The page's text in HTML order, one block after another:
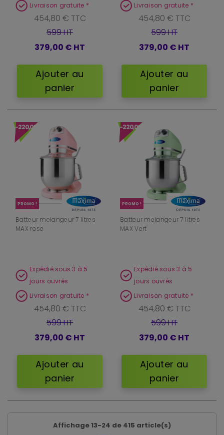
Livraison gratuite *
454,80 € TTC
599 HT
379,00 € HT
Ajouter au
panier
Livraison gratuite *
454,80 € TTC
599 HT
379,00 € HT
Ajouter au
panier
-220,00 €
PROMO !
Batteur melangeur 7 litres
MAX rose
Expédié sous 3 à 5
jours ouvrés
Livraison gratuite *
454,80 € TTC
599 HT
379,00 € HT
Ajouter au
panier
-220,00 €
PROMO !
Batteur melangeur 7 litres
MAX Vert
Expédié sous 3 à 5
jours ouvrés
Livraison gratuite *
454,80 € TTC
599 HT
379,00 € HT
Ajouter au
panier
Affichage 13-24 de 415 article(s)